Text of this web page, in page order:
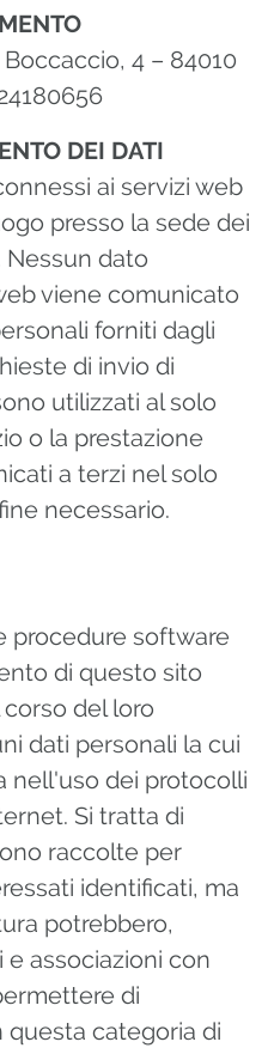
Boccaccio, 4 – 84010
DEI DATI
ai servizi web
presso la sede dei
dato
viene comunicato
forniti dagli
di invio di
utilizzati al solo
o la prestazione
a terzi nel solo
necessario.
procedure software
di questo sito
del loro
dati personali la cui
nell'uso dei protocolli
Si tratta di
raccolte per
identificati, ma
potrebbero,
associazioni con
di
questa categoria di